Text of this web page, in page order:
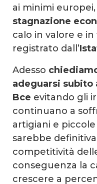
ai minimi europei,
stagnazione
calo in valore e
registrato dall’
Adesso
adeguarsi subito
Bce evitando gli
continuano a
artigiani e
sarebbe
competitività
conseguenza la
crescere a